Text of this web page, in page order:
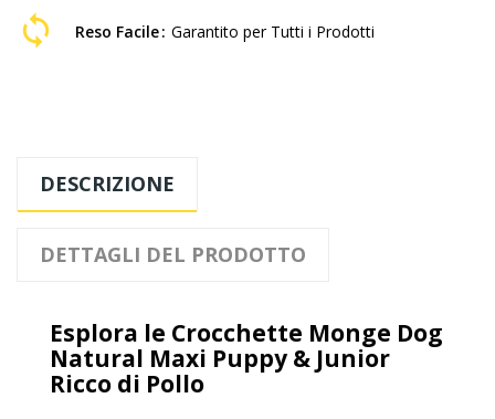
Reso Facile Garantito per Tutti i Prodotti
DESCRIZIONE
DETTAGLI DEL PRODOTTO
Esplora le Crocchette Monge Dog
Natural Maxi Puppy & Junior
Ricco di Pollo